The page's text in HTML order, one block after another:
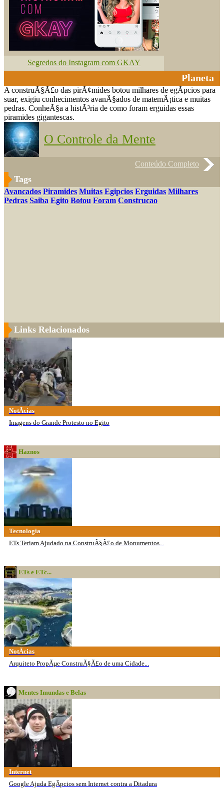
Segredos do Instagram com GKAY
Planeta
A construÃ§Ã£o das pirÃ¢mides botou milhares de egÃ­pcios para
suar, exigiu conhecimentos avanÃ§ados de matemÃ¡tica e muitas
pedras. ConheÃ§a a histÃ³ria de como foram erguidas essas
piramides gigantescas.
O Controle da Mente
Conteúdo Completo
Tags
Avancados Piramides Muitas Egipcios Erguidas Milhares
Pedras Saiba Egito Botou Foram Construcao
Links Relacionados
NotÃ­cias
Imagens do Grande Protesto no Egito
Haznos
Tecnologia
ETs Teriam Ajudado na ConstruÃ§Ã£o de Monumentos...
ETs e ETc...
NotÃ­cias
Arquiteto PropÃµe ConstruÃ§Ã£o de uma Cidade...
Mentes Imundas e Belas
Internet
Google Ajuda EgÃ­pcios sem Internet contra a Ditadura